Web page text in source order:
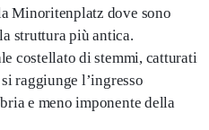
Minoritenplatz dove sono
struttura più antica.
costellato di stemmi, catturati
raggiunge l’ingresso
e meno imponente della